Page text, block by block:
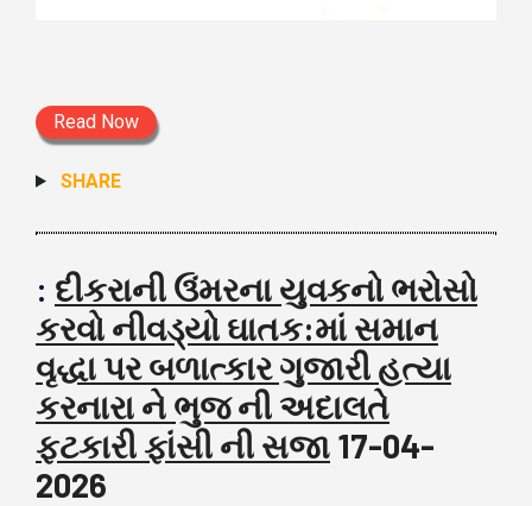
Read Now
SHARE
: દીકરાની ઉંમરના યુવકનો ભરોસો
કરવો નીવડ્યો ઘાતક:માં સમાન
વૃદ્ધા પર બળાત્કાર ગુજારી હત્યા
કરનારા ને ભુજ ની અદાલતે
ફટકારી ફાંસી ની સજા 17-04-
2026